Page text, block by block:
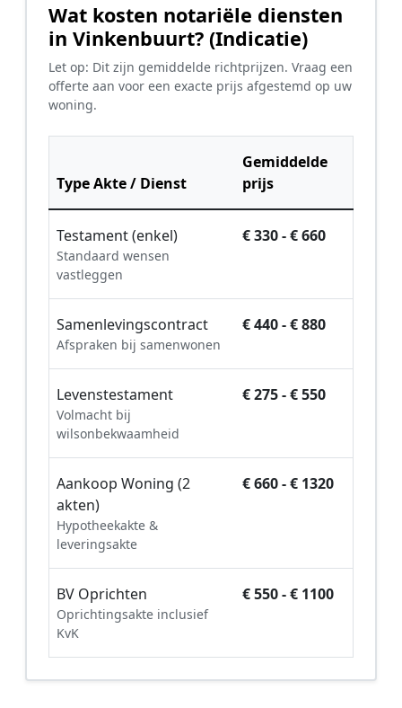
Wat kosten notariële diensten
in Vinkenbuurt? (Indicatie)
Let op: Dit zijn gemiddelde richtprijzen. Vraag een
offerte aan voor een exacte prijs afgestemd op uw
woning.
Type Akte / Dienst
Gemiddelde
prijs
Testament (enkel)
Standaard wensen
vastleggen
€ 330 - € 660
Samenlevingscontract
Afspraken bij samenwonen
€ 440 - € 880
Levenstestament
Volmacht bij
wilsonbekwaamheid
€ 275 - € 550
Aankoop Woning (2
akten)
Hypotheekakte &
leveringsakte
€ 660 - € 1320
BV Oprichten
Oprichtingsakte inclusief
KvK
€ 550 - € 1100